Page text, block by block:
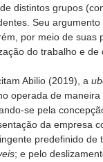
distintos grupos
Seu
por meio de suas
do trabalho e de
Abilio (2019), a
operada de
se pela
da empresa
predefinido
; e pelo